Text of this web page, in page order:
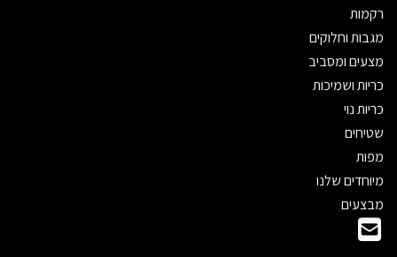
רקמות
מגבות וחלוקים
מצעים ומסביב
כריות ושמיכות
כריות נוי
שטיחים
מפות
מיוחדים שלנו
מבצעים